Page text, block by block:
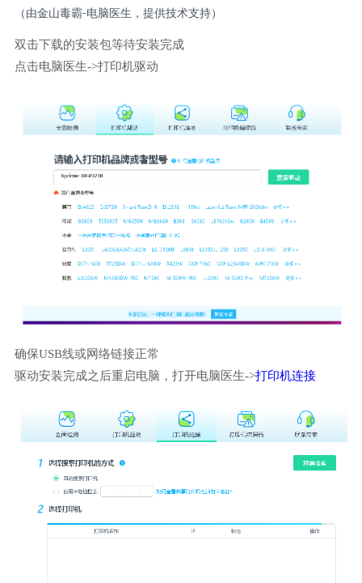
（由金山毒霸-电脑医生，提供技术支持）
双击下载的安装包等待安装完成
点击电脑医生->打印机驱动
确保USB线或网络链接正常
驱动安装完成之后重启电脑，打开电脑医生->打印机连接